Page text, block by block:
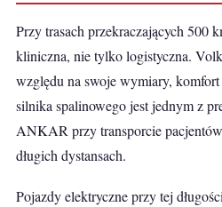
Przy trasach przekraczających 500
kliniczna, nie tylko logistyczna.
względu na swoje wymiary, komfort
silnika spalinowego jest jednym z
ANKAR przy transporcie
długich dystansach.
Pojazdy elektryczne przy tej